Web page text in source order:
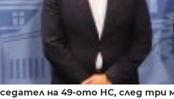
на 49-ото НС, след три